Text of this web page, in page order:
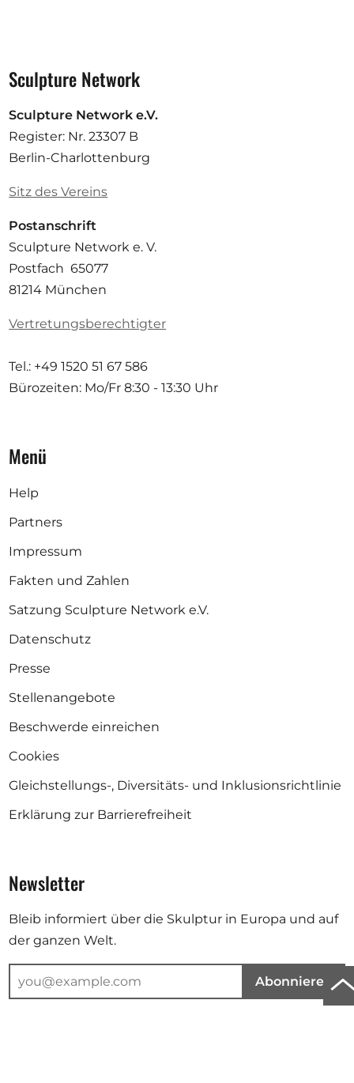
Sculpture Network
Sculpture Network e.V.
Register: Nr. 23307 B
Berlin-Charlottenburg
Sitz des Vereins
Postanschrift
Sculpture Network e. V.
Postfach 65077
81214 München
Vertretungsberechtigter
Tel.: +49 1520 51 67 586
Bürozeiten: Mo/Fr 8:30 - 13:30 Uhr
Menü
Help
Partners
Impressum
Fakten und Zahlen
Satzung Sculpture Network e.V.
Datenschutz
Presse
Stellenangebote
Beschwerde einreichen
Cookies
Gleichstellungs-, Diversitäts- und Inklusionsrichtlinie
Erklärung zur Barrierefreiheit
Newsletter
Bleib informiert über die Skulptur in Europa und auf
der ganzen Welt.
Abonnieren